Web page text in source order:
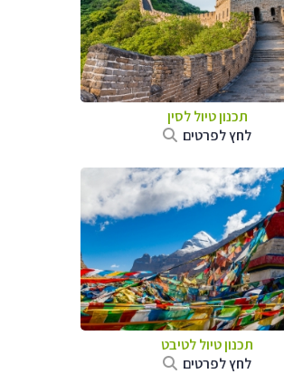
תכנון טיוללסין
לחץ לפרטים
תכנון טיוללטיבט
לחץ לפרטים